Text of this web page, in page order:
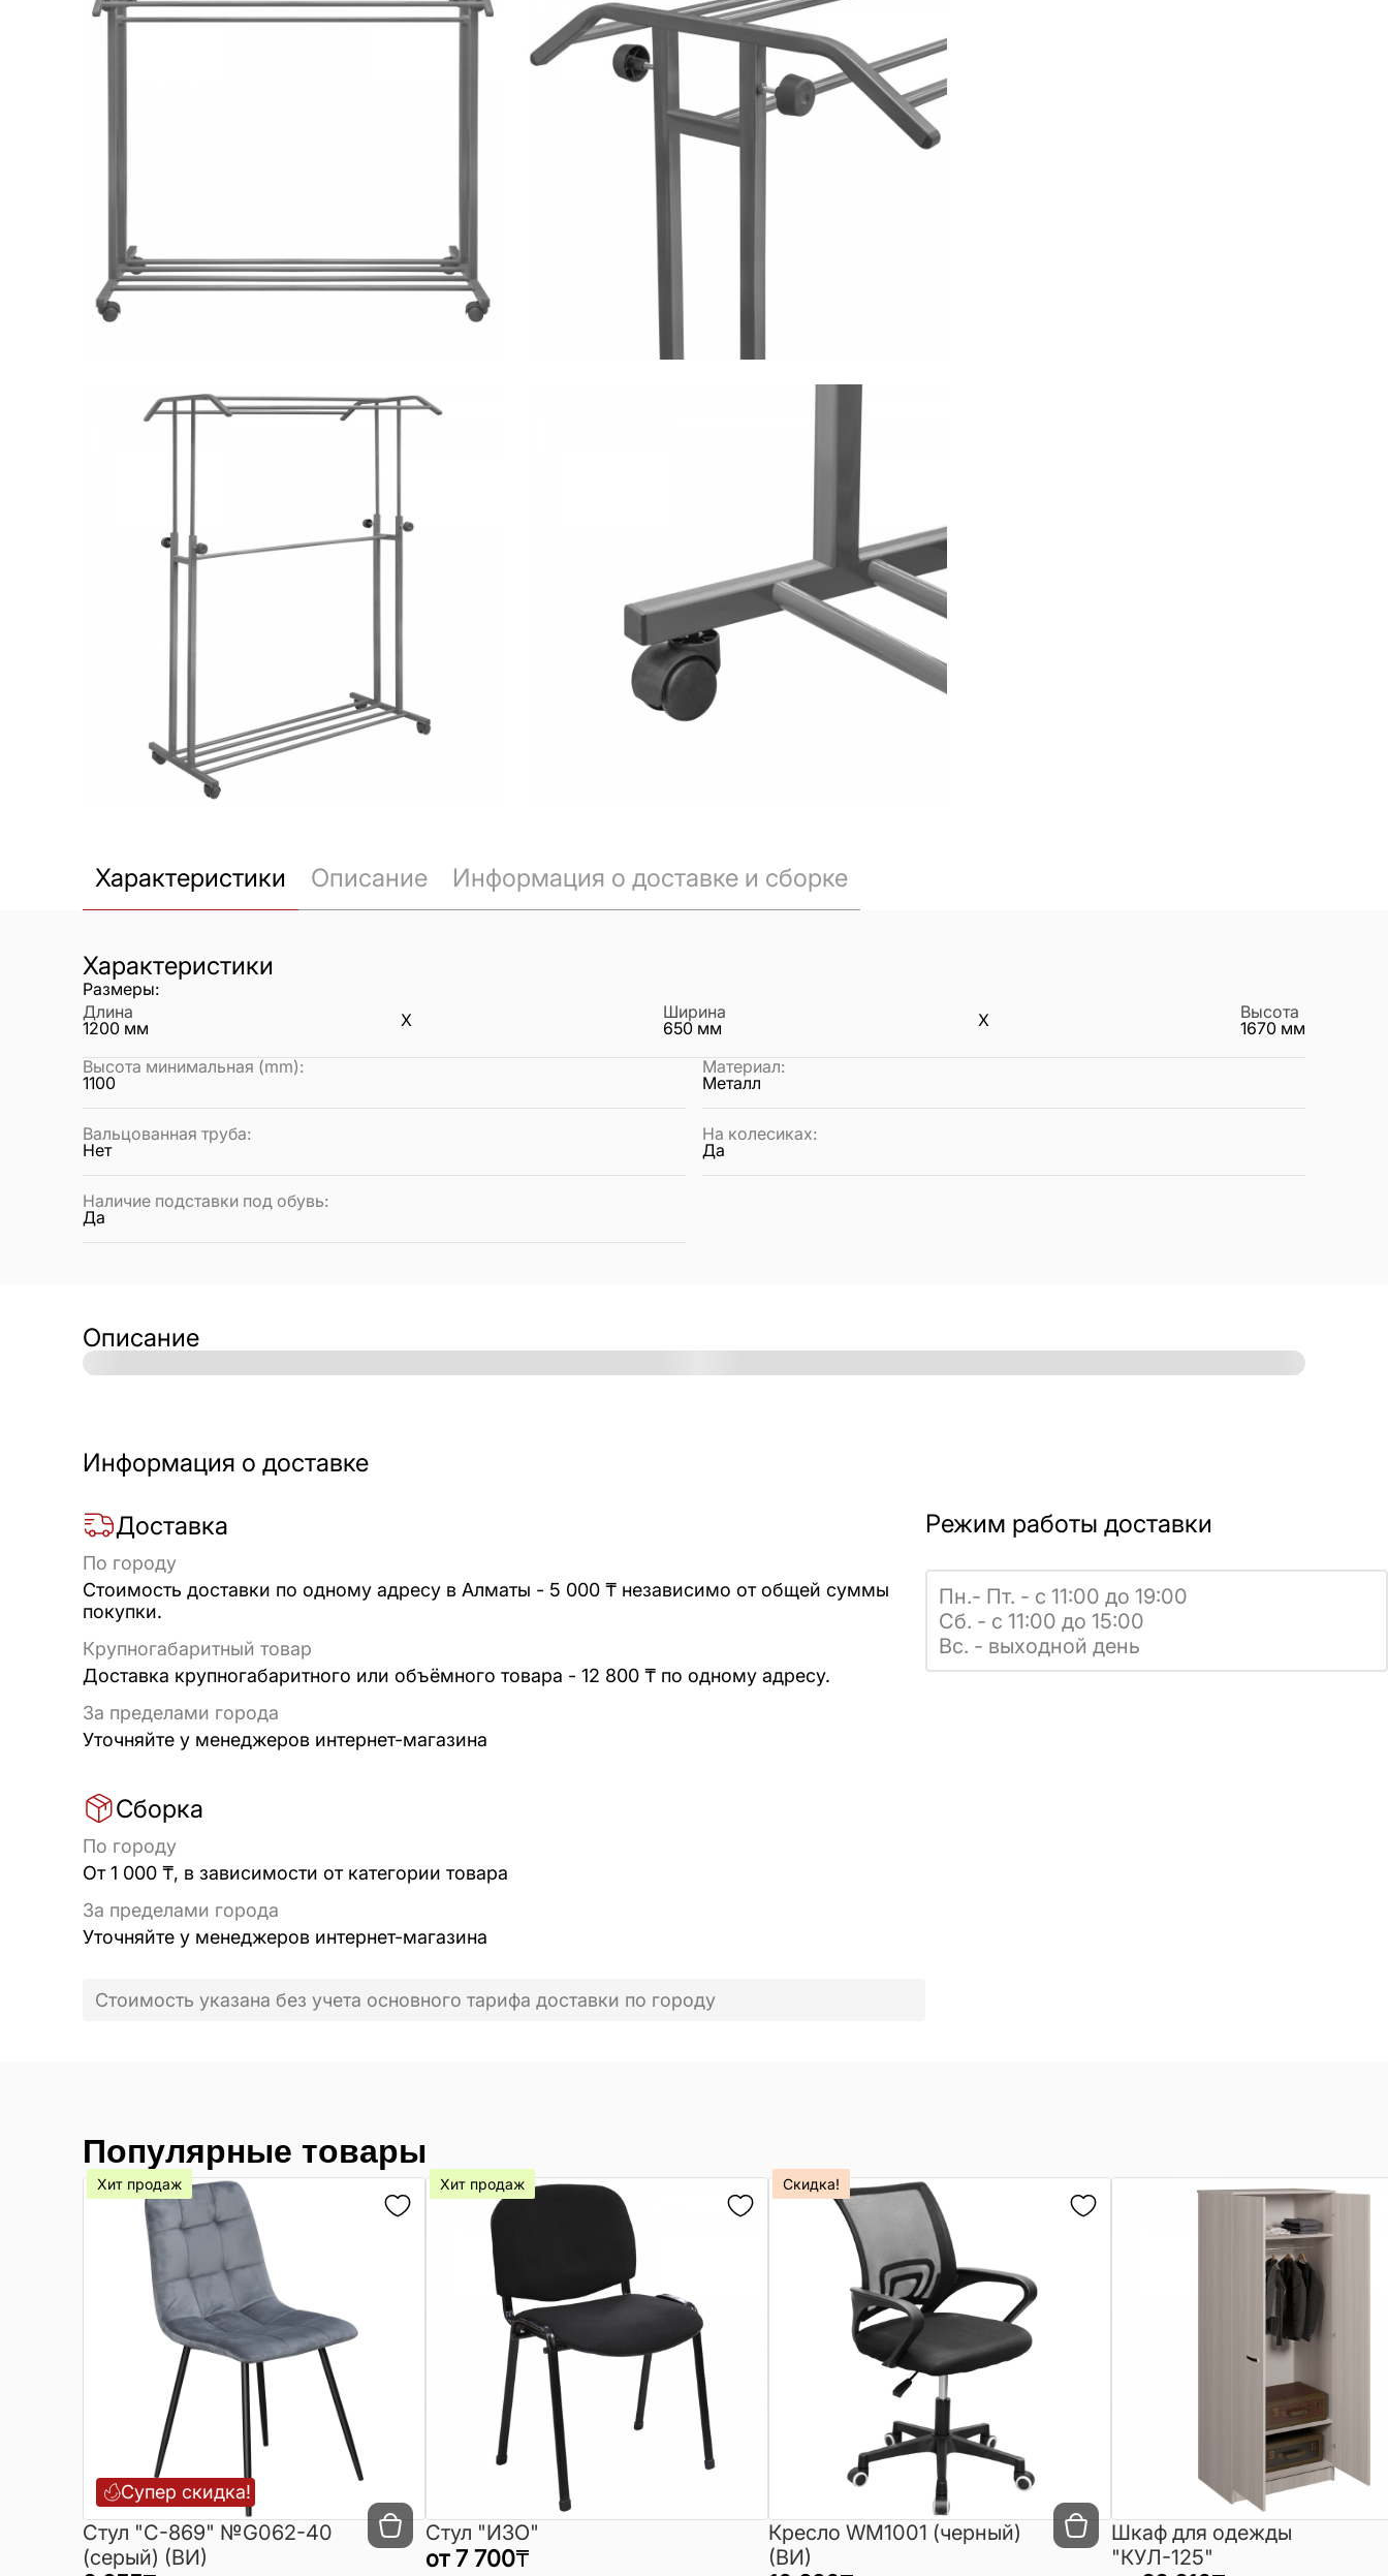
Характеристики Описание Информация о доставке и сборке
Характеристики
Размеры:
Длина
1200 мм X
Ширина
650 мм X
Высота
1670 мм
Высота минимальная (mm):
1100
Материал:
Металл
Вальцованная труба:
Нет
На колесиках:
Да
Наличие подставки под обувь:
Да
Описание
Информация о доставке
Доставка
По городу
Стоимость доставки по одному адресу в Алматы - 5 000 ₸ независимо от общей суммы
покупки.
Крупногабаритный товар
Доставка крупногабаритного или объёмного товара - 12 800 ₸ по одному адресу.
За пределами города
Уточняйте у менеджеров интернет-магазина
Сборка
По городу
От 1 000 ₸, в зависимости от категории товара
За пределами города
Уточняйте у менеджеров интернет-магазина
Стоимость указана без учета основного тарифа доставки по городу
Режим работы доставки
Пн.- Пт. - с 11:00 до 19:00
Сб. - с 11:00 до 15:00
Вс. - выходной день
Популярные товары
Супер скидка!
Хит продаж
Cтул "C-869" №G062-40
(серый) (ВИ)
Хит продаж
Стул "ИЗО"
от 7 700₸
Скидка!
Кресло WM1001 (черный)
(ВИ)
Шкаф для одежды
"КУЛ-125"